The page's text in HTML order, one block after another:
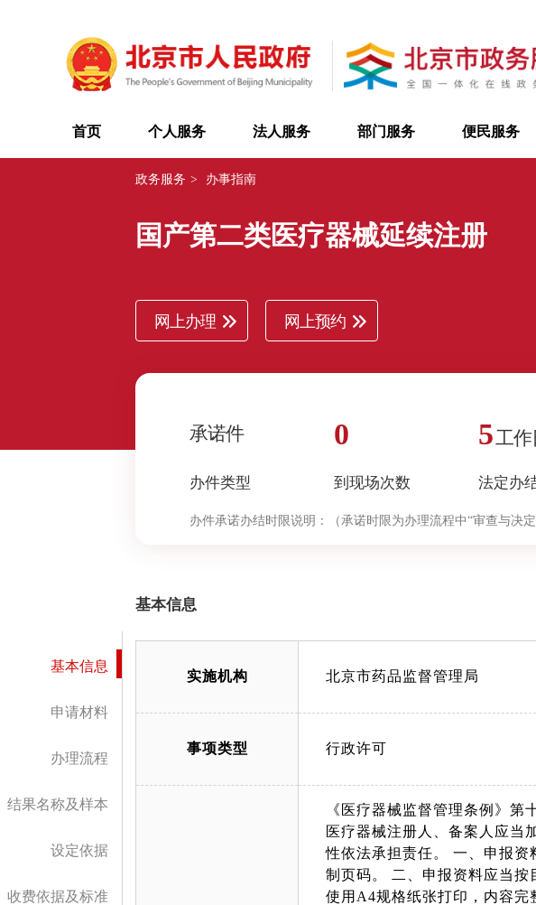
首页 个人服务 法人服务 部门服务 便民服务
政务服务 > 办事指南
国产第二类医疗器械延续注册
网上办理 网上预约
承诺件
办件类型
0
到现场次数
5工作
法定办
办件承诺办结时限说明： （承诺时限为办理流程中“审查与决
基本信息
申请材料
办理流程
结果名称及样本
设定依据
收费依据及标准
基本信息
实施机构 北京市药品监督管理局
事项类型 行政许可
《医疗器械监督管理条例》
医疗器械注册人、备案人应当
性依法承担责任。 一、申报
制页码。 二、申报资料应当
使用A4规格纸张打印，内容完